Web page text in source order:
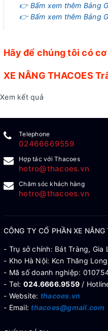
👉 Bấm xem thêm Bảng
👉 Bấm xem thêm Bảng
Hãy để chúng tôi có
XE NÂNG THACOES
Xem kết quả
Telephone
02466669559
Hợp tác với Thacoes
hotro@thacoes.vn
Chăm sóc khách hàng
hotro@thacoes.vn
CÔNG TY CỔ PHẦN XE NÂNG
- Trụ sở chính: Bát Tràng, Gia
- Kho Hà Nội: Kcn Thăng
- Mã số doanh nghiệp:
- Tel: 024.6666.9559 /
- Website: thacoes.vn
- Email:thacoes@gmail.com